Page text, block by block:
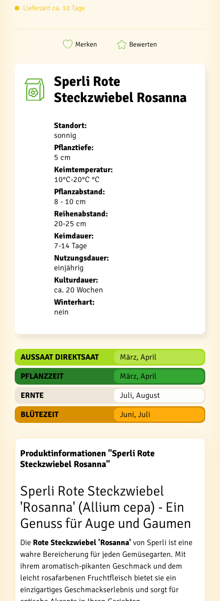
Lieferzeit ca. 10 Tage
Merken Bewerten
Sperli Rote
Steckzwiebel Rosanna
Standort:
sonnig
Pflanztiefe:
5 cm
Keimtemperatur:
10°C-20°C °C
Pflanzabstand:
8 - 10 cm
Reihenabstand:
20-25 cm
Keimdauer:
7-14 Tage
Nutzungsdauer:
einjährig
Kulturdauer:
ca. 20 Wochen
Winterhart:
nein
AUSSAAT DIREKTSAAT
März, April
PFLANZZEIT
März, April
ERNTE
Juli, August
BLÜTEZEIT
Juni, Juli
Produktinformationen "Sperli Rote
Steckzwiebel Rosanna"
Sperli Rote Steckzwiebel
'Rosanna' (Allium cepa) - Ein
Genuss für Auge und Gaumen
Die Rote Steckzwiebel 'Rosanna' von Sperli ist eine
wahre Bereicherung für jeden Gemüsegarten. Mit
ihrem aromatisch-pikanten Geschmack und dem
leicht rosafarbenen Fruchtfleisch bietet sie ein
einzigartiges Geschmackserlebnis und sorgt für